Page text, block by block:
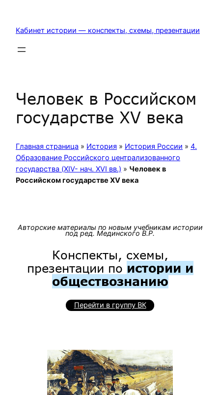
содержимому
Кабинет истории — конспекты, схемы, презентации
Человек в Российском
государстве XV века
Главная страница » История » История России » 4.
Образование Российского централизованного
государства (XIV- нач. XVI вв.) » Человек в
Российском государстве XV века
Авторские материалы по новым учебникам истории
под ред. Мединского В.Р.
Конспекты, схемы,
презентации по истории и
обществознанию
Перейти в группу ВК